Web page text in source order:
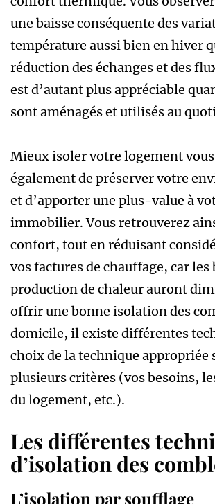
une baisse conséquente des
température aussi bien en hiver
réduction des échanges et des
est d’autant plus appréciable
sont aménagés et utilisés au
Mieux isoler votre logement
également de préserver votre
et d’apporter une plus-value à
immobilier. Vous retrouverez
confort, tout en réduisant
vos factures de chauffage, car les
production de chaleur auront
offrir une bonne isolation des
domicile, il existe différentes
choix de la technique appropriée
plusieurs critères (vos besoins,
du logement, etc.).
Les différentes
d’isolation des
L’isolation par soufflage